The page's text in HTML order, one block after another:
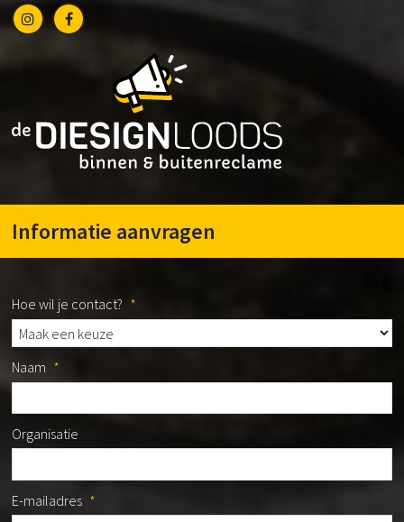
Informatie aanvragen
Hoe wil je contact? *
Naam *
Organisatie
E-mailadres *